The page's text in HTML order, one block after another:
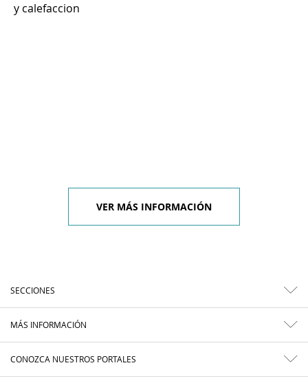
y calefaccion
VER MÁS INFORMACIÓN
SECCIONES
MÁS INFORMACIÓN
CONOZCA NUESTROS PORTALES